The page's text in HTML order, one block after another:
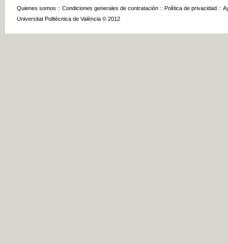
Quienes somos :: Condiciones generales de contratación :: Política de privacidad ::
Universitat Politècnica de València © 2012